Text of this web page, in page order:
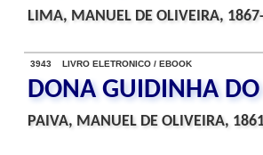
LIMA, MANUEL DE OLIVEIRA,
3943 LIVRO ELETRONICO / EBOOK
DONA GUIDINHA DO
PAIVA, MANUEL DE OLIVEIRA,